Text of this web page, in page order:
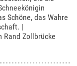
Schöne, das Wahre
|
Rand Zollbrücke